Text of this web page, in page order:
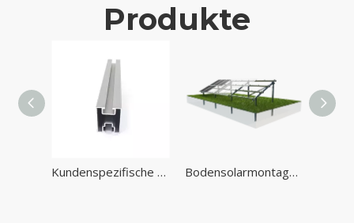
Produkte
Kundenspezifische Aluminiumlegierungs-Extrusionsprofilschiene für Solarstrom-Montagesystem Bodensolarmontage mit C-Kanal-Stahlträger-Solarpanelsystem